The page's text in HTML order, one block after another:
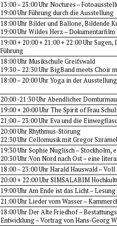
13:00 – 23:00 Uhr Noctures –
19:00 Uhr Führung durch die Ausstellung
18:00 Uhr Bilder und Ballone, Bildende
19:00 Uhr Wildes Herz –
19:00 + 20:00 + 21:00 + 22:00 Uhr
Führung
18:00 Uhr Musikschule Greifswald
19:30 – 22:30 Uhr BigBand meets Choir
18:00 – 20:00 Uhr Yoga in der
20:00 -21:30 Uhr Abendlicher
19:00 + 20:00 Uhr The Spirit of Frau
21:00 – 23:00 Uhr Eva und die
20:00 Uhr Rhythmus-Störung
22:30 Uhr Cellomusik mit Gregor
19:30 Uhr Sophie Nuglisch – Stockholm,
20:30 Uhr:Von Nord nach Ost – eine
18:00 – 23:00 Uhr Harald Hauswald –
20:00 + 22:00 Uhr SIMSALABIM
19:00 Uhr Am Ende ist das Licht –
21:00 Uhr Lieder vom Wasser –
18:00 Uhr Der Alte Friedhof –
Entwicklung – Vortrag von Hans-Georg